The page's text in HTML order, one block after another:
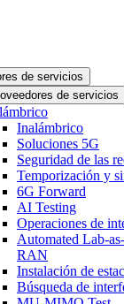
de servicios
de servicios
Inalámbrico
Soluciones 5G
Seguridad de las
Temporización y
6G Forward
AI Testing
Operaciones de
Automated Lab-
RAN
Instalación de
Búsqueda de